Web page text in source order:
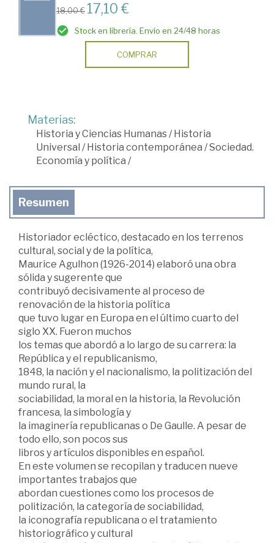
18,00 € 17,10 €
Stock en librería. Envío en 24/48 horas
COMPRAR
Materias:
Historia y Ciencias Humanas/Historia
Universal /Historia contemporánea /Sociedad.
Economía y política /
Resumen
Historiador ecléctico, destacado en los terrenos
cultural, social y de la política,
Maurice Agulhon (1926-2014) elaboró una obra
sólida y sugerente que
contribuyó decisivamente al proceso de
renovación de la historia política
que tuvo lugar en Europa en el último cuarto del
siglo XX. Fueron muchos
los temas que abordó a lo largo de su carrera: la
República y el republicanismo,
1848, la nación y el nacionalismo, la politización del
mundo rural, la
sociabilidad, la moral en la historia, la Revolución
francesa, la simbología y
la imaginería republicanas o De Gaulle. A pesar de
todo ello, son pocos sus
libros y artículos disponibles en español.
En este volumen se recopilan y traducen nueve
importantes trabajos que
abordan cuestiones como los procesos de
politización, la categoría de sociabilidad,
la iconografía republicana o el tratamiento
historiográfico y cultural